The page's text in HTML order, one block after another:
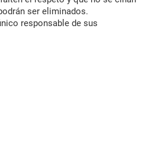
ser eliminados.
responsable de sus